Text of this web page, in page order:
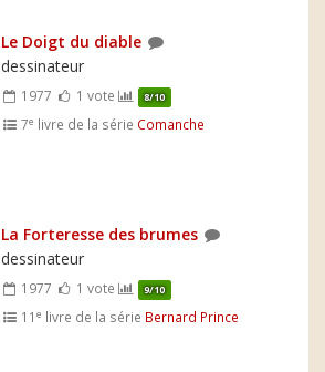
Le Doigt du diable
dessinateur
1977 1 vote 8/10
7e livre de la série Comanche
La Forteresse des brumes
dessinateur
1977 1 vote 9/10
11e livre de la série Bernard Prince